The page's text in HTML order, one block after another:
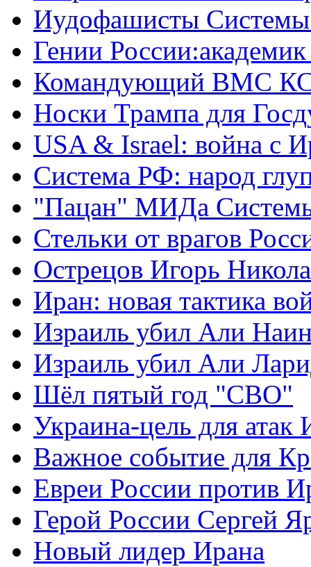
Иудофашисты
Гении
Командующий ВМС
Носки Трампа для
USA & Israel: война с
Система РФ: народ
"Пацан" МИДа
Стельки от врагов
Острецов Игорь
Иран: новая тактика
Израиль убил Али
Израиль убил Али
Шёл пятый год "СВО"
Украина-цель для атак
Важное событие для
Евреи России против
Герой России Сергей
Новый лидер Ирана